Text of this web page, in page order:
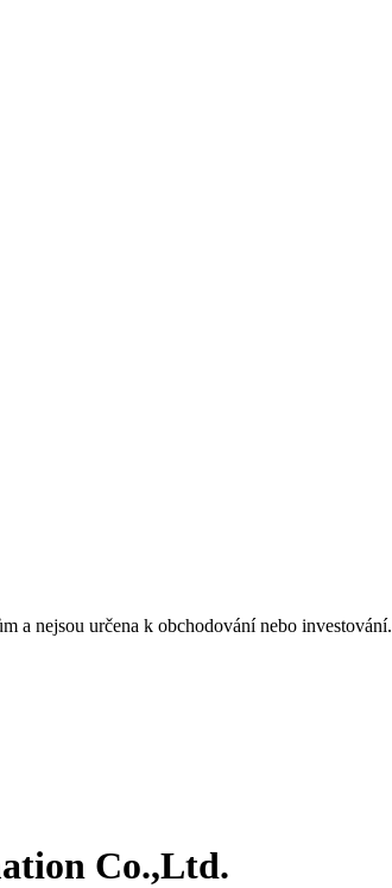
a nejsou určena k obchodování nebo investování.
Co.,Ltd.